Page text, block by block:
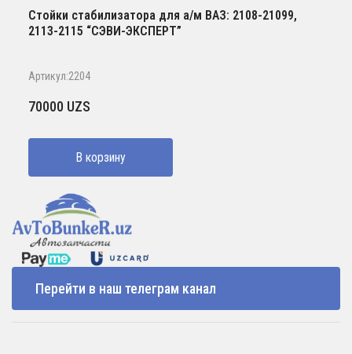
Стойки стабилизатора для а/м ВАЗ: 2108-21099,
2113-2115 “СЭВИ-ЭКСПЕРТ”
Артикул:2204
70000 UZS
В корзину
Перейти в наш телеграм канал